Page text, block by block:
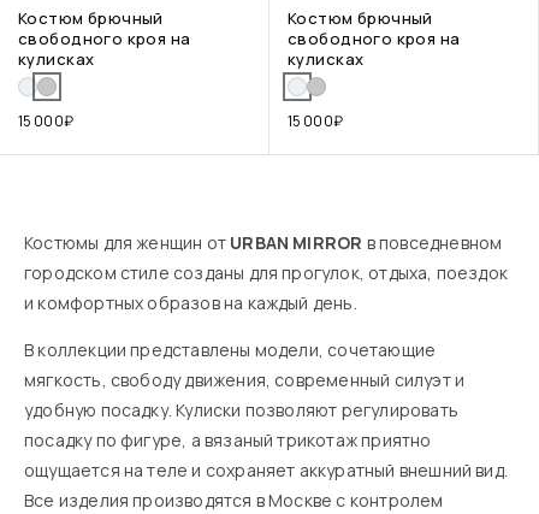
Костюм брючный
свободного кроя на
кулисках
15 000₽
Костюм брючный
свободного кроя на
кулисках
15 000₽
Костюмы для женщин от URBAN MIRROR в повседневном
городском стиле созданы для прогулок, отдыха, поездок
и комфортных образов на каждый день.
В коллекции представлены модели, сочетающие
мягкость, свободу движения, современный силуэт и
удобную посадку. Кулиски позволяют регулировать
посадку по фигуре, а вязаный трикотаж приятно
ощущается на теле и сохраняет аккуратный внешний вид.
Все изделия производятся в Москве с контролем